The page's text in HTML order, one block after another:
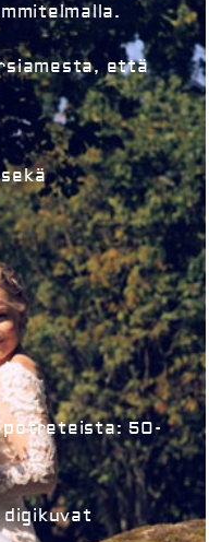
että
potreteista:50-